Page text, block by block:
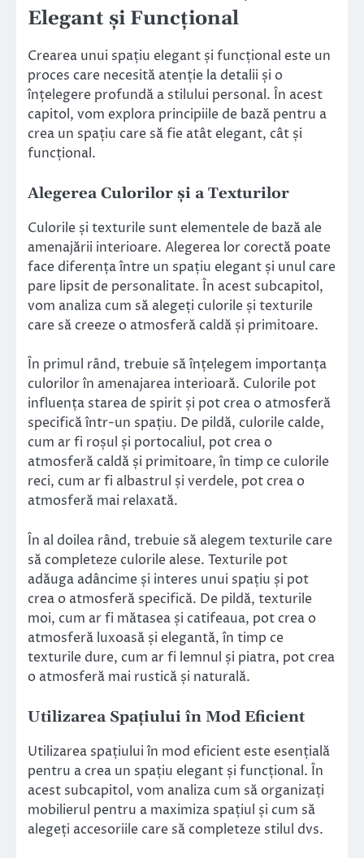
Elegant și Funcțional
Crearea unui spațiu elegant și funcțional este un
proces care necesită atenție la detalii și o
înțelegere profundă a stilului personal. În acest
capitol, vom explora principiile de bază pentru a
crea un spațiu care să fie atât elegant, cât și
funcțional.
Alegerea Culorilor și a Texturilor
Culorile și texturile sunt elementele de bază ale
amenajării interioare. Alegerea lor corectă poate
face diferența între un spațiu elegant și unul care
pare lipsit de personalitate. În acest subcapitol,
vom analiza cum să alegeți culorile și texturile
care să creeze o atmosferă caldă și primitoare.
În primul rând, trebuie să înțelegem importanța
culorilor în amenajarea interioară. Culorile pot
influența starea de spirit și pot crea o atmosferă
specifică într-un spațiu. De pildă, culorile calde,
cum ar fi roșul și portocaliul, pot crea o
atmosferă caldă și primitoare, în timp ce culorile
reci, cum ar fi albastrul și verdele, pot crea o
atmosferă mai relaxată.
În al doilea rând, trebuie să alegem texturile care
să completeze culorile alese. Texturile pot
adăuga adâncime și interes unui spațiu și pot
crea o atmosferă specifică. De pildă, texturile
moi, cum ar fi mătasea și catifeaua, pot crea o
atmosferă luxoasă și elegantă, în timp ce
texturile dure, cum ar fi lemnul și piatra, pot crea
o atmosferă mai rustică și naturală.
Utilizarea Spațiului în Mod Eficient
Utilizarea spațiului în mod eficient este esențială
pentru a crea un spațiu elegant și funcțional. În
acest subcapitol, vom analiza cum să organizați
mobilierul pentru a maximiza spațiul și cum să
alegeți accesoriile care să completeze stilul dvs.